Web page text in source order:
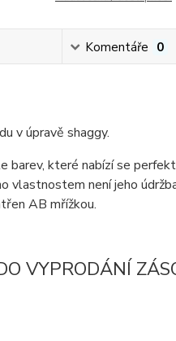
Komentáře 0
v úpravě shaggy.
barev, které nabízí se
vlastnostem není jeho
AB mřížkou.
VYPRODÁNÍ